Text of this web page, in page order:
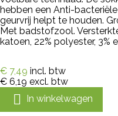
hebben een Anti-
geurvrij helpt te houden.
Met badstofzool.
katoen, 22% polyester, 3%
€ 7,49 incl. btw
€ 6,19 excl. btw
 In winkelwagen